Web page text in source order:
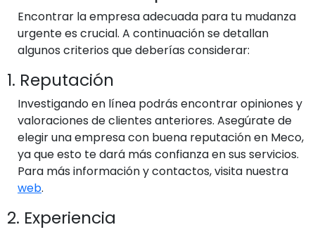
Encontrar la empresa adecuada para tu mudanza
urgente es crucial. A continuación se detallan
algunos criterios que deberías considerar:
1. Reputación
Investigando en línea podrás encontrar opiniones y
valoraciones de clientes anteriores. Asegúrate de
elegir una empresa con buena reputación en Meco,
ya que esto te dará más confianza en sus servicios.
Para más información y contactos, visita nuestra
web.
2. Experiencia